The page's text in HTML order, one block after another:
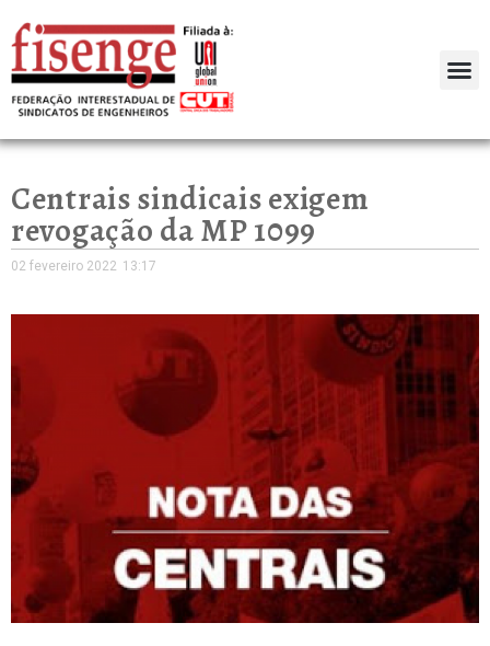
Centrais sindicais exigem
revogação da MP 1099
02 fevereiro 2022 13:17